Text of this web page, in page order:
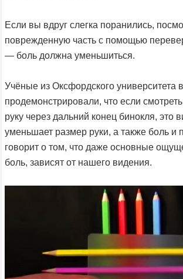
Если вы вдруг слегка поранились,
поврежденную часть с помощью
— боль должна уменьшиться.
Учёные из Оксфордского университета
продемонстрировали, что если
руку через дальний конец бинокля, это
уменьшает размер руки, а также боль и
говорит о том, что даже основные
боль, зависят от нашего видения.